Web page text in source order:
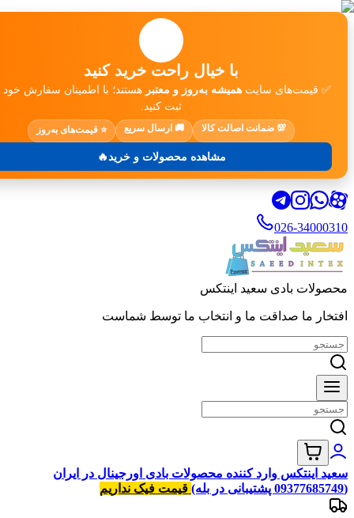
با خیال راحت خرید کنید
✅ قیمت‌های سایت همیشه به‌روز و معتبر هستند؛ با اطمینان سفارش خود
ثبت کنید.
💯 ضمانت اصالت کالا 🚚 ارسال سریع ⭐ قیمت‌های به‌روز
مشاهده محصولات و خرید🔥
026-34000310
محصولات بادی سعید اینتکس
افتخار ما صداقت ما و انتخاب ما توسط شماست
سعید اینتکس وارد کننده محصولات بادی اورجینال در ایران
(09377685749 پشتیبانی در بله)
قیمت فیک نداریم